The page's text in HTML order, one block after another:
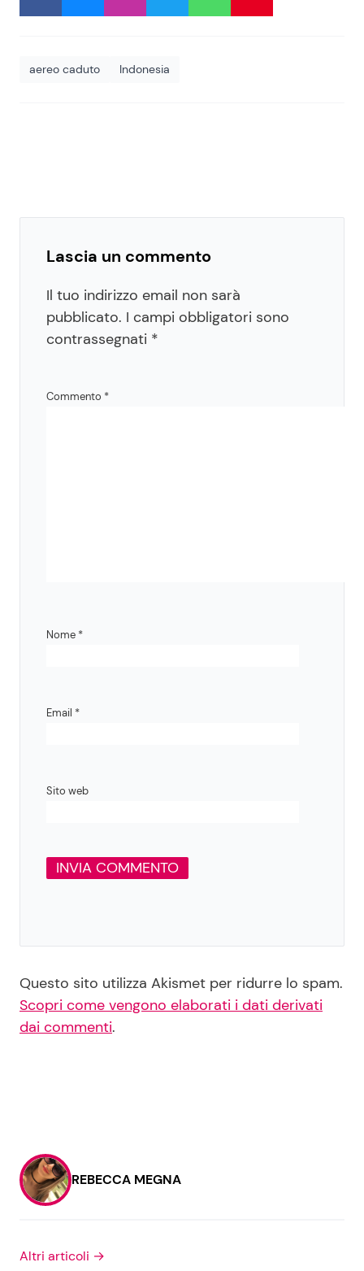
aereo caduto Indonesia
Lascia un commento
Il tuo indirizzo email non sarà
pubblicato. I campi obbligatori sono
contrassegnati *
Commento *
Nome *
Email *
Sito web
Questo sito utilizza Akismet per ridurre lo spam.
Scopri come vengono elaborati i dati derivati
dai commenti.
REBECCA MEGNA
Altri articoli →